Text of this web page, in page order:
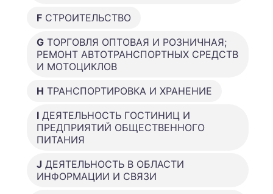
F СТРОИТЕЛЬСТВО
G ТОРГОВЛЯ ОПТОВАЯ И РОЗНИЧНАЯ;
РЕМОНТ АВТОТРАНСПОРТНЫХ СРЕДСТВ
И МОТОЦИКЛОВ
H ТРАНСПОРТИРОВКА И ХРАНЕНИЕ
I ДЕЯТЕЛЬНОСТЬ ГОСТИНИЦ И
ПРЕДПРИЯТИЙ ОБЩЕСТВЕННОГО
ПИТАНИЯ
J ДЕЯТЕЛЬНОСТЬ В ОБЛАСТИ
ИНФОРМАЦИИ И СВЯЗИ